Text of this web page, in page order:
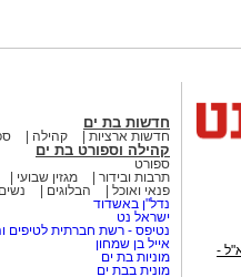
-
חדשות בת ים
חדשות ארציות קהילה
קהילה וספורט בת ים
ספורט
תרבות ובידור
מגזין שבועי
פנאי ואוכל
הבלוגים נשים
נדל"ן באשדוד
ישראל נט
נטיפס - רשת חברתית לטיפים
אייל בן שמחון
מוניות בת ים
מונית בבת ים